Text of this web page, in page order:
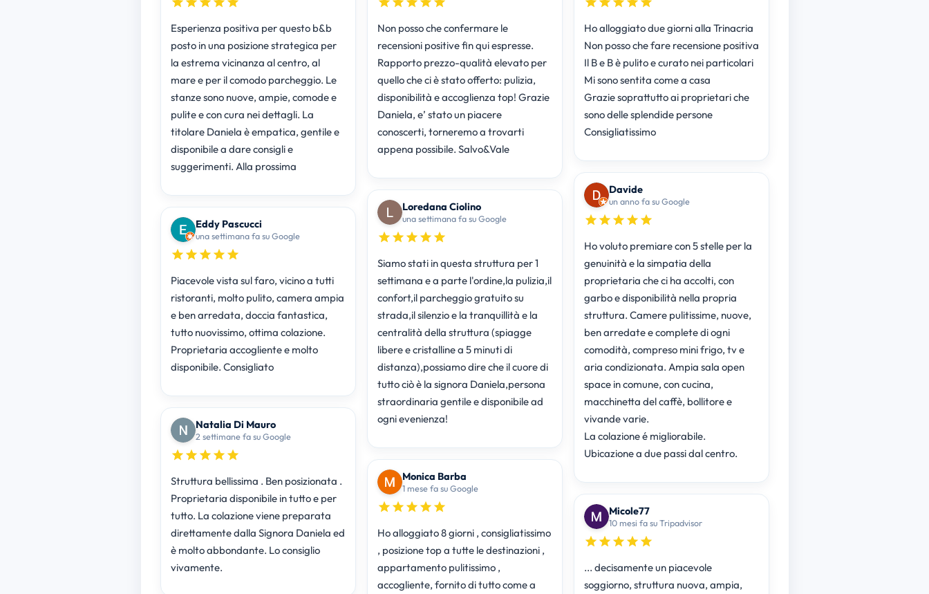
Esperienza positiva per questo b&b
posto in una posizione strategica per
la estrema vicinanza al centro, al
mare e per il comodo parcheggio. Le
stanze sono nuove, ampie, comode e
pulite e con cura nei dettagli. La
titolare Daniela è empatica, gentile e
disponibile a dare consigli e
suggerimenti. Alla prossima
Eddy Pascucci
una settimana fa su Google
Piacevole vista sul faro, vicino a tutti
ristoranti, molto pulito, camera ampia
e ben arredata, doccia fantastica,
tutto nuovissimo, ottima colazione.
Proprietaria accogliente e molto
disponibile. Consigliato
Natalia Di Mauro
2 settimane fa su Google
Struttura bellissima . Ben posizionata .
Proprietaria disponibile in tutto e per
tutto. La colazione viene preparata
direttamente dalla Signora Daniela ed
è molto abbondante. Lo consiglio
vivamente.
Non posso che confermare le
recensioni positive fin qui espresse.
Rapporto prezzo-qualità elevato per
quello che ci è stato offerto: pulizia,
disponibilità e accoglienza top! Grazie
Daniela, e’ stato un piacere
conoscerti, torneremo a trovarti
appena possibile. Salvo&Vale
Loredana Ciolino
una settimana fa su Google
Siamo stati in questa struttura per 1
settimana e a parte l'ordine,la pulizia,il
confort,il parcheggio gratuito su
strada,il silenzio e la tranquillità e la
centralità della struttura (spiagge
libere e cristalline a 5 minuti di
distanza),possiamo dire che il cuore di
tutto ciò è la signora Daniela,persona
straordinaria gentile e disponibile ad
ogni evenienza!
Monica Barba
1 mese fa su Google
Ho alloggiato 8 giorni , consigliatissimo
, posizione top a tutte le destinazioni ,
appartamento pulitissimo ,
accogliente, fornito di tutto come a
Ho alloggiato due giorni alla Trinacria
Non posso che fare recensione positiva
Il B e B è pulito e curato nei particolari
Mi sono sentita come a casa
Grazie soprattutto ai proprietari che
sono delle splendide persone
Consigliatissimo
Davide
un anno fa su Google
Ho voluto premiare con 5 stelle per la
genuinità e la simpatia della
proprietaria che ci ha accolti, con
garbo e disponibilità nella propria
struttura. Camere pulitissime, nuove,
ben arredate e complete di ogni
comodità, compreso mini frigo, tv e
aria condizionata. Ampia sala open
space in comune, con cucina,
macchinetta del caffè, bollitore e
vivande varie.
La colazione é migliorabile.
Ubicazione a due passi dal centro.
Micole77
10 mesi fa su Tripadvisor
... decisamente un piacevole
soggiorno, struttura nuova, ampia,